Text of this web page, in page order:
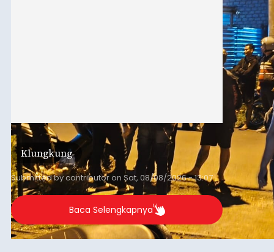
Klungkung
Submitted bycontributoron Sat, 08/08/2026 - 13:07
Baca Selengkapnya